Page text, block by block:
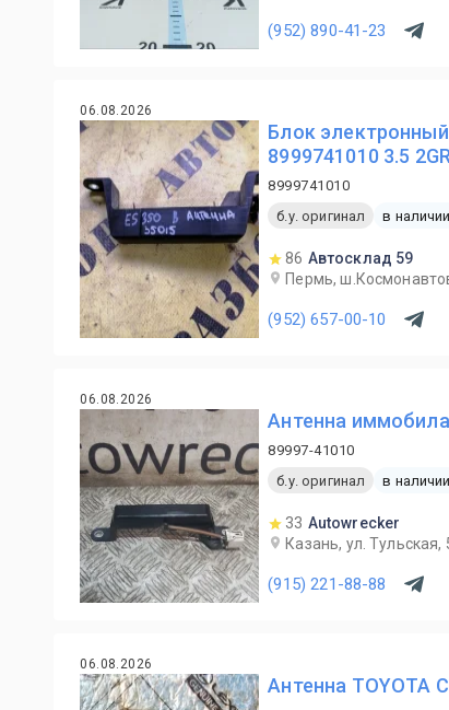
(952) 890-41-23
06.08.2026
Блок электронный
8999741010 3.5
8999741010
б.у. оригинал
в наличии
86 Автосклад 59
Пермь,
(952) 657-00-10
06.08.2026
Антенна
89997-41010
б.у. оригинал
в наличии
33 Autowrecker
Казань, ул. Тульская,
(915) 221-88-88
06.08.2026
Антенна TOYOTA